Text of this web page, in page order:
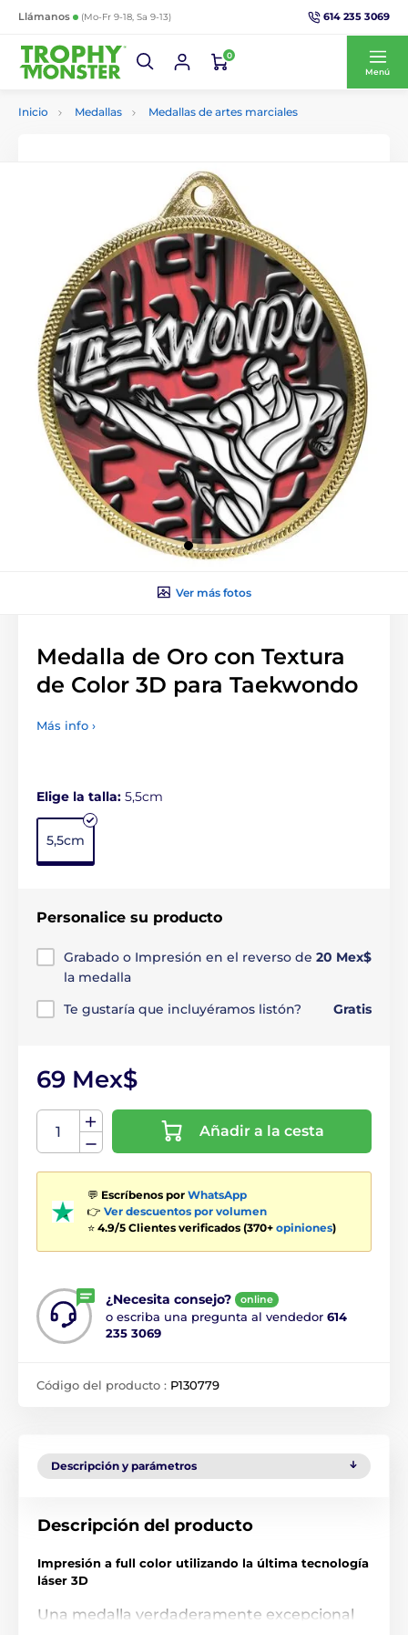
Llámanos (Mo-Fr 9-18, Sa 9-13) 614 235 3069
0
Menú
Inicio Medallas Medallas de artes marciales
Ver más fotos
Medalla de Oro con Textura
de Color 3D para Taekwondo
Más info ›
Elige la talla: 5,5cm
5,5cm
Personalice su producto
Grabado o Impresión en el reverso de
la medalla
20 Mex$
Te gustaría que incluyéramos listón? Gratis
69 Mex$
Añadir a la cesta
💬 Escríbenos por WhatsApp
👉 Ver descuentos por volumen
⭐ 4.9/5 Clientes verificados (370+ opiniones)
¿Necesita consejo? online
o escriba una pregunta al vendedor 614
235 3069
Código del producto : P130779
Descripción y parámetros
Descripción del producto
Impresión a full color utilizando la última tecnología
láser 3D
Una medalla verdaderamente excepcional